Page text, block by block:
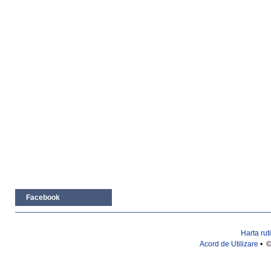
Facebook
Harta
Acord de Utilizare •